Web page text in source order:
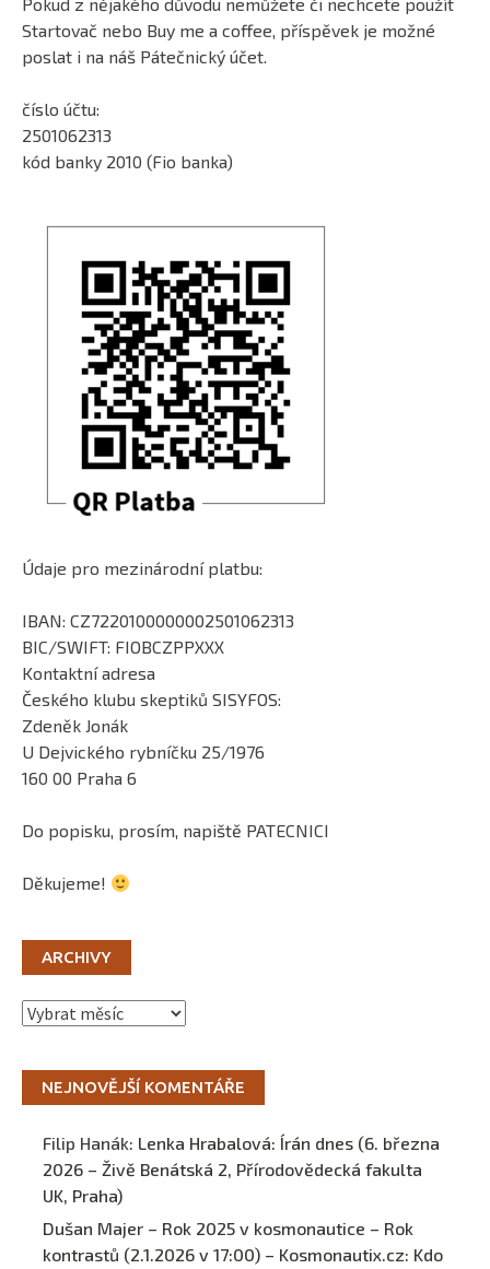
Startovač nebo Buy me a coffee, příspěvek je možné
poslat i na náš Pátečnický účet.
číslo účtu:
2501062313
kód banky 2010 (Fio banka)
Údaje pro mezinárodní platbu:
IBAN: CZ7220100000002501062313
BIC/SWIFT: FIOBCZPPXXX
Kontaktní adresa
Českého klubu skeptiků SISYFOS:
Zdeněk Jonák
U Dejvického rybníčku 25/1976
160 00 Praha 6
Do popisku, prosím, napiště PATECNICI
Děkujeme!
ARCHIVY
Archivy
NEJNOVĚJŠÍ KOMENTÁŘE
Filip Hanák: Lenka Hrabalová: Írán dnes (6. března
2026 – Živě Benátská 2, Přírodovědecká fakulta
UK, Praha)
Dušan Majer – Rok 2025 v kosmonautice – Rok
kontrastů (2.1.2026 v 17:00) – Kosmonautix.cz: Kdo